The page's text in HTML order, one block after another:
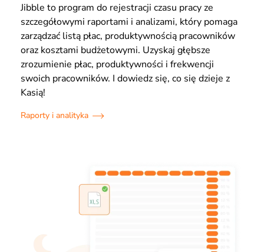
Jibble to program do rejestracji czasu pracy ze
szczegółowymi raportami i analizami, który pomaga
zarządzać listą płac, produktywnością pracowników
oraz kosztami budżetowymi. Uzyskaj głębsze
zrozumienie płac, produktywności i frekwencji
swoich pracowników. I dowiedz się, co się dzieje z
Kasią!
Raporty i analityka